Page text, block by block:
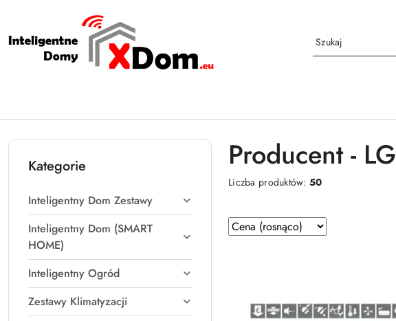
Przejdź do treści głównej
Przejdź do wyszukiwarki
Przejdź do moje konto
Przejdź do menu głównego
Przejdź do stopki
Kategorie
Inteligentny Dom Zestawy
Inteligentny Dom (SMART
HOME)
Inteligentny Ogród
Zestawy Klimatyzacji
Producent - LG
Liczba produktów:50
Zastosowano
sortowanie:
Sortuj
według